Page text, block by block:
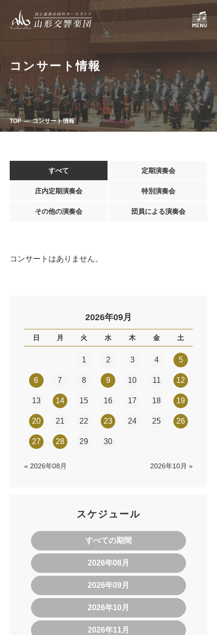
コンサート情報
TOP コンサート情報
すべて 定期演奏会
庄内定期演奏会 特別演奏会
その他の演奏会 団員による演奏会
コンサートはありません。
2026年09月
日 月 火 水 木 金 土
1 2 3 4 5
6 7 8 9 10 11 12
13 14 15 16 17 18 19
20 21 22 23 24 25 26
27 28 29 30
« 2026年08月 2026年10月 »
スケジュール
すべての期間
2026年08月
2026年09月
2026年10月
2026年11月